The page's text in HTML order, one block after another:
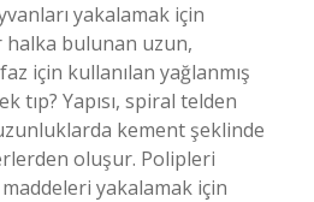
yakalamak için
halka bulunan uzun,
için kullanılan yağlanmış
tıp? Yapısı, spiral telden
kement şeklinde
oluşur. Polipleri
yakalamak için